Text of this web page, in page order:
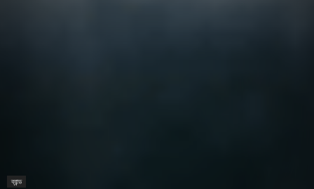
ব্যান্ড